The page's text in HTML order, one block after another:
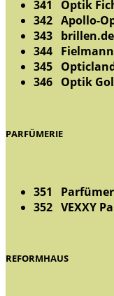
341 Optik
342 Apollo-
343 brillen.de
344 Fielmann
345
346 Optik
PARFÜMERIE
351
352 VEXXY
REFORMHAUS